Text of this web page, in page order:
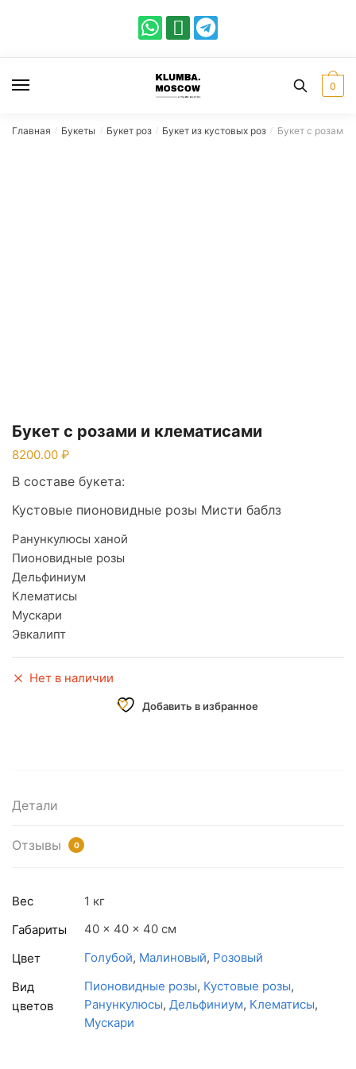
0
Главная / Букеты / Букет роз / Букет из кустовых роз / Букет с розами
Букет с розами и клематисами
8200.00
В составе букета:
Кустовые пионовидные розы Мисти баблз
Ранункулюсы ханой
Пионовидные розы
Дельфиниум
Клематисы
Мускари
Эвкалипт
Нет в наличии
Добавить в избранное
Детали
Отзывы 0
Вес
1 кг
Габариты
40 × 40 × 40 см
Цвет
Голубой, Малиновый, Розовый
Вид
цветов
Пионовидные розы, Кустовые розы,
Ранункулюсы, Дельфиниум, Клематисы,
Мускари